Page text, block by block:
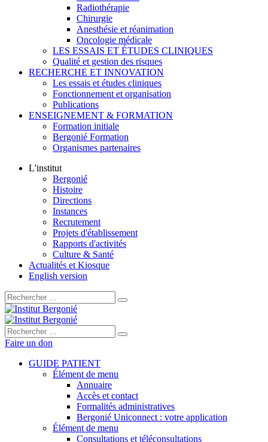
Radiothérapie
Chirurgie
Anesthésie et réanimation
Oncologie médicale
LES ESSAIS ET ÉTUDES CLINIQUES
Qualité et gestion des risques
RECHERCHE ET INNOVATION
Les essais et études cliniques
Fonctionnement et organisation
Publications
ENSEIGNEMENT & FORMATION
Formation initiale
Bergonié Formation
Organismes partenaires
L'institut
Bergonié
Histoire
Directions
Instances
Recrutement
Projets d'établissement
Rapports d'activités
Culture & Santé
Actualités et Kiosque
English version
Rechercher :
Rechercher :
Faire un don
GUIDE PATIENT
Élément de menu
Annuaire
Accès et contact
Formalités administratives
Bergonié Uniconnect : votre application
Élément de menu
Consultations et téléconsultations